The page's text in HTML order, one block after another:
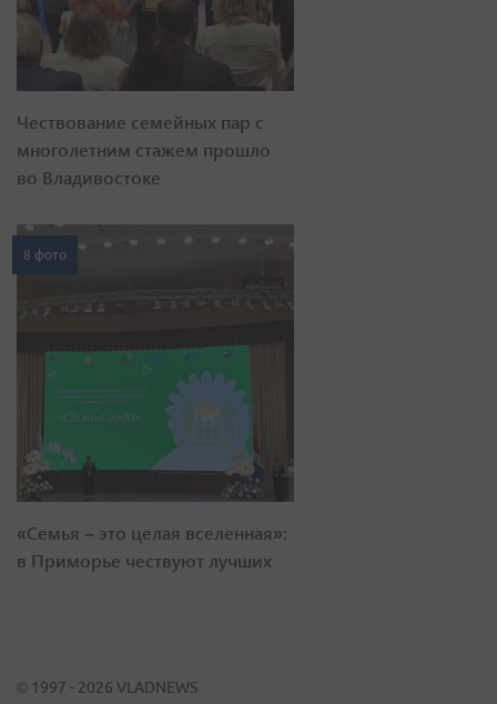
Чествование семейных пар с
многолетним стажем прошло
во Владивостоке
8 фото
«Семья – это целая вселенная»:
в Приморье чествуют лучших
© 1997 - 2026 VLADNEWS